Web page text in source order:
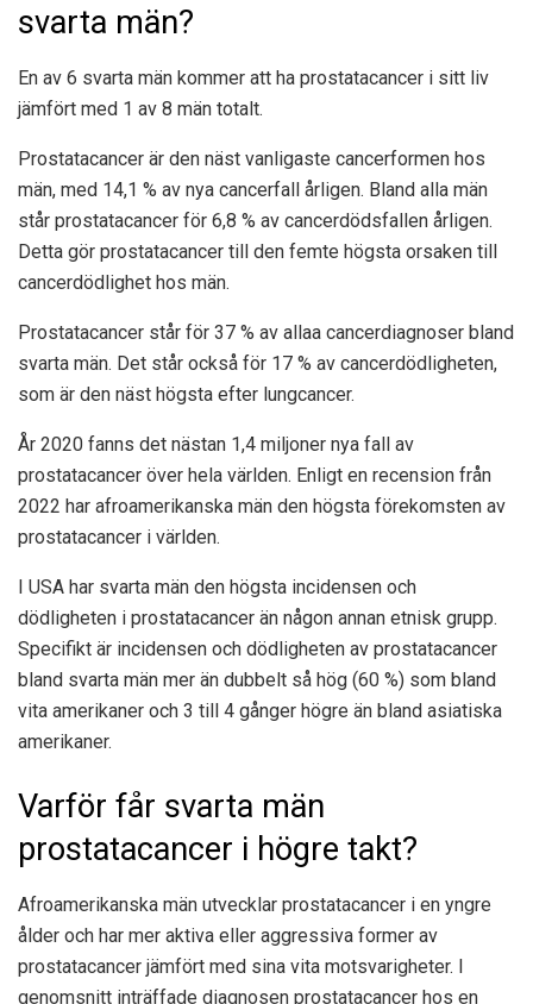
svarta män?
En av 6 svarta män kommer att ha prostatacancer i sitt liv
jämfört med 1 av 8 män totalt.
Prostatacancer är den näst vanligaste cancerformen hos
män, med 14,1 % av nya cancerfall årligen. Bland alla män
står prostatacancer för 6,8 % av cancerdödsfallen årligen.
Detta gör prostatacancer till den femte högsta orsaken till
cancerdödlighet hos män.
Prostatacancer står för 37 % av allaa cancerdiagnoser bland
svarta män. Det står också för 17 % av cancerdödligheten,
som är den näst högsta efter lungcancer.
År 2020 fanns det nästan 1,4 miljoner nya fall av
prostatacancer över hela världen. Enligt en recension från
2022 har afroamerikanska män den högsta förekomsten av
prostatacancer i världen.
I USA har svarta män den högsta incidensen och
dödligheten i prostatacancer än någon annan etnisk grupp.
Specifikt är incidensen och dödligheten av prostatacancer
bland svarta män mer än dubbelt så hög (60 %) som bland
vita amerikaner och 3 till 4 gånger högre än bland asiatiska
amerikaner.
Varför får svarta män
prostatacancer i högre takt?
Afroamerikanska män utvecklar prostatacancer i en yngre
ålder och har mer aktiva eller aggressiva former av
prostatacancer jämfört med sina vita motsvarigheter. I
genomsnitt inträffade diagnosen prostatacancer hos en